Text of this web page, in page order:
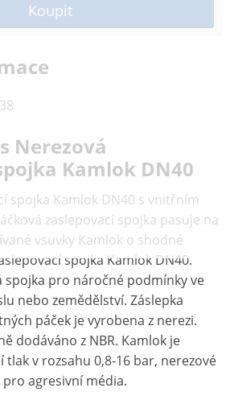
Nerezová
Kamlok DN40
spojka Kamlok DN40 s vnitřním
zaslepovací spojka pasuje na
vsuvky Kamlok o shodné
spojka Kamlok DN40.
spojka pro náročné podmínky ve
nebo zemědělství. Záslepka
páček je vyrobena z nerezi.
dodáváno z NBR. Kamlok je
v rozsahu 0,8-16 bar, nerezové
agresivní média.